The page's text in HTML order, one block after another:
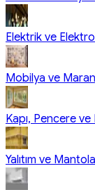
Elektrik ve
Mobilya ve
Kapı, Pencere ve
Yalıtım ve